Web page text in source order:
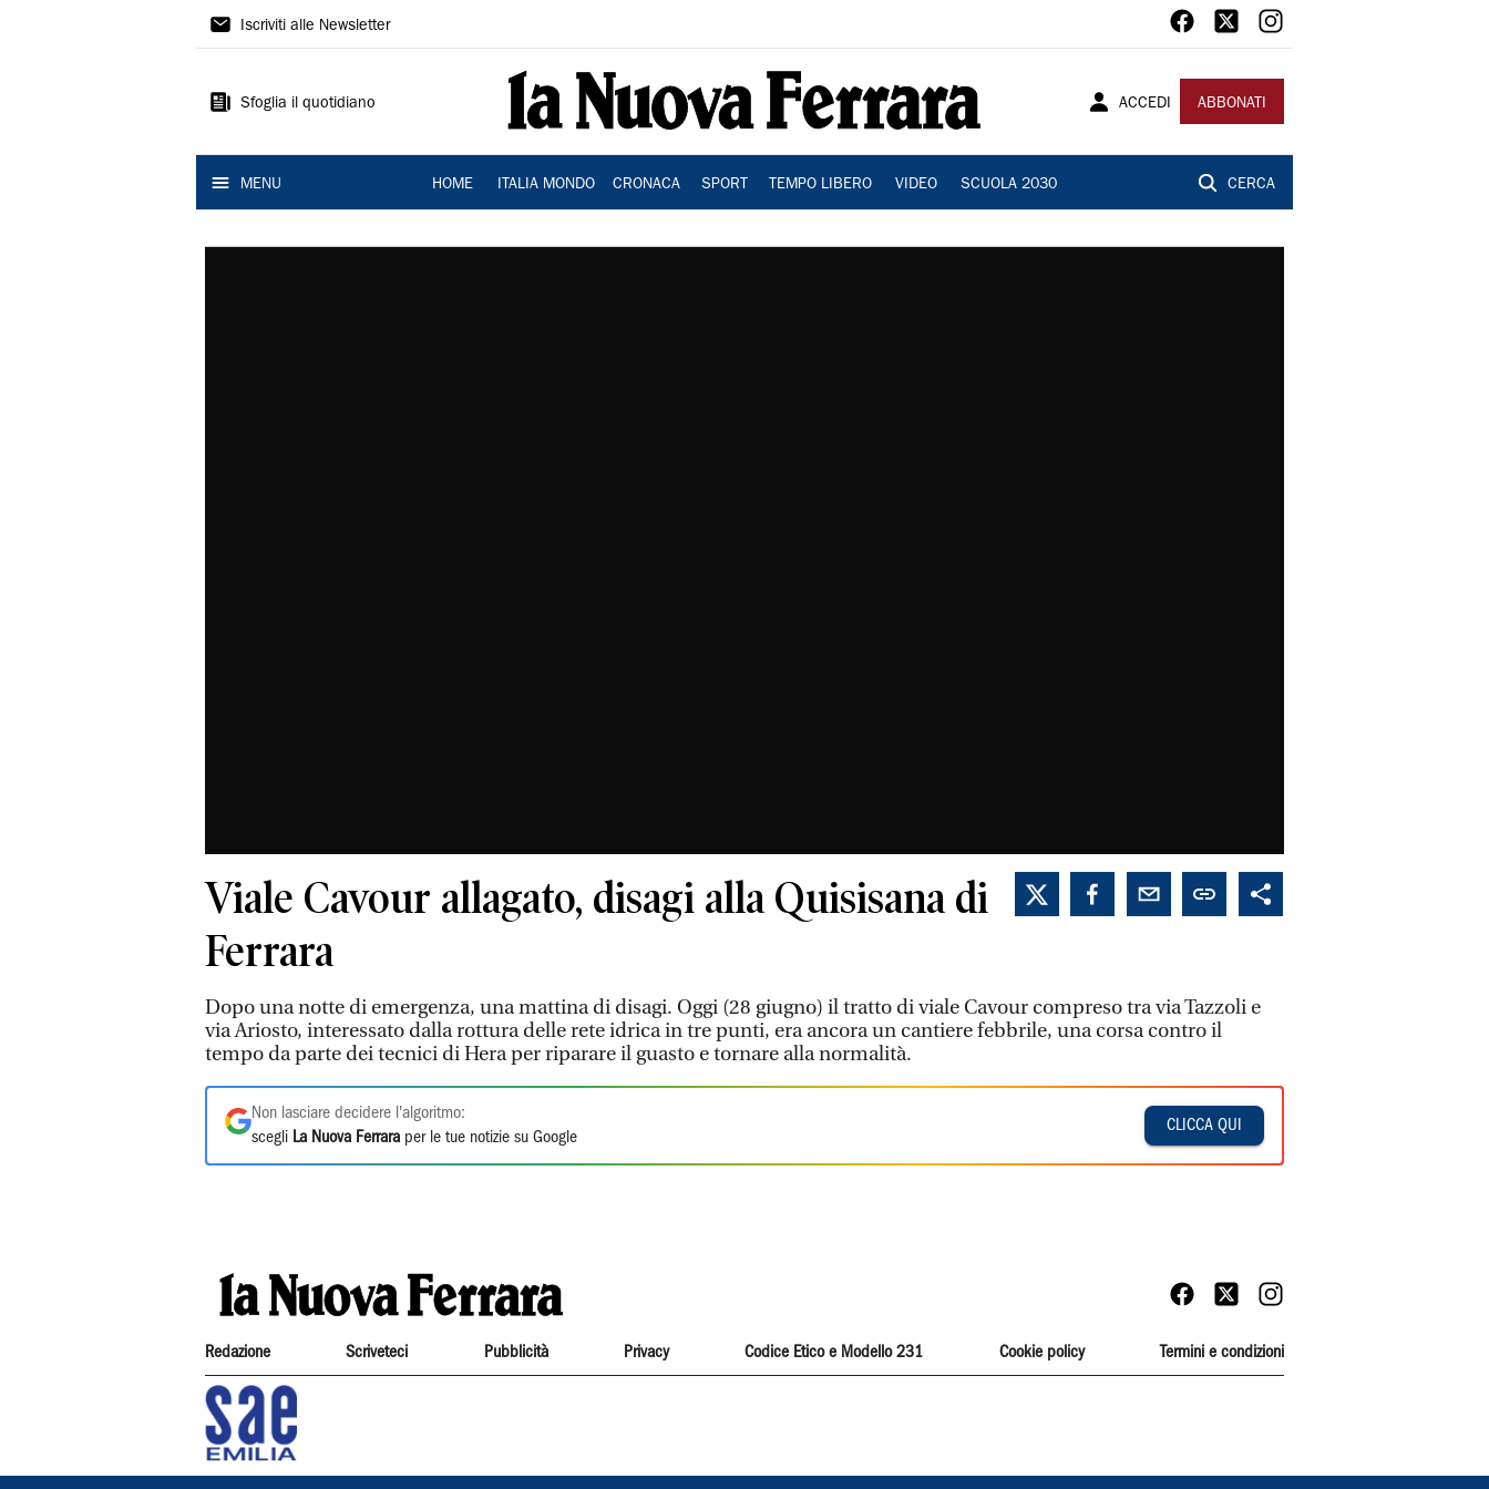
La
Ferrara
Iscriviti alle Newsletter
Sfoglia il quotidiano ACCEDI ABBONATI
MENU HOME ITALIA MONDO CRONACA SPORT TEMPO LIBERO VIDEO SCUOLA 2030 CERCA
Viale Cavour allagato, disagi alla Quisisana di
Ferrara
Dopo una notte di emergenza, una mattina di disagi. Oggi (28 giugno) il tratto di viale Cavour compreso tra via Tazzoli e
via Ariosto, interessato dalla rottura delle rete idrica in tre punti, era ancora un cantiere febbrile, una corsa contro il
tempo da parte dei tecnici di Hera per riparare il guasto e tornare alla normalità.
Non lasciare decidere l'algoritmo:
scegli La Nuova Ferrara per le tue notizie su Google
CLICCA QUI
Redazione Scriveteci Pubblicità Privacy Codice Etico e Modello 231 Cookie policy Termini e condizioni